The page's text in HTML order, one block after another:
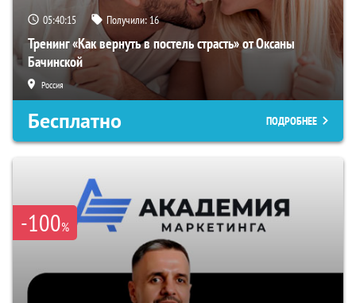
05:40:14 Получили:16
Тренинг «Как вернуть в постель страсть» от Оксаны
Бачинской
Россия
Бесплатно ПОДРОБНЕЕ
-100%